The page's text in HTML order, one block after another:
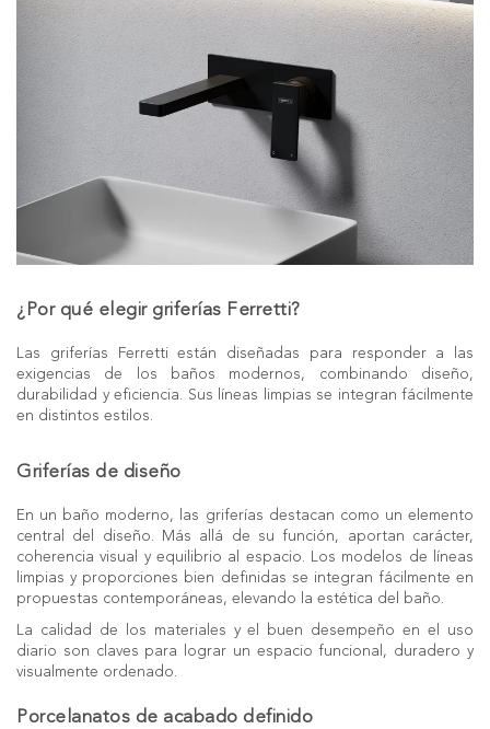
¿Por qué elegir griferías Ferretti?
Las griferías Ferretti están diseñadas para responder a las
exigencias de los baños modernos, combinando diseño,
durabilidad y eficiencia. Sus líneas limpias se integran fácilmente
en distintos estilos.
Griferías de diseño
En un baño moderno, las griferías destacan como un elemento
central del diseño. Más allá de su función, aportan carácter,
coherencia visual y equilibrio al espacio. Los modelos de líneas
limpias y proporciones bien definidas se integran fácilmente en
propuestas contemporáneas, elevando la estética del baño.
La calidad de los materiales y el buen desempeño en el uso
diario son claves para lograr un espacio funcional, duradero y
visualmente ordenado.
Porcelanatos de acabado definido